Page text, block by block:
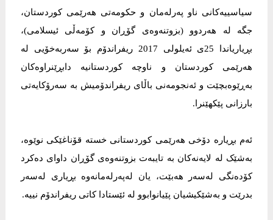
سیاسییەکانی ناو په‌رلەمان و حکومەتی هەرێمی کوردستان،
جگە لە هه‌ردوو (بزوتنه‌وه‌ی گۆڕان و کۆمەڵی ئیسلامی)،
بڕیاریاندا 25ی ئەیلولی 2017 ریفراندۆم بۆ سه‌ربه‌خۆیی لە
هەرێمی کوردستان و ناوچه‌ کوردستانیە دابڕێنراوەکان
به‌ڕێوه‌بچێت و ئەنجومەنی باڵای ریفراندۆمیش بە سەرۆکایەتی
بارزانی پێکهێنرا.
ئەم بڕیارە دۆخی هەرێمی کوردستانی خستە قۆناغێکی نوێوە،
بەشێک لە لایەنەکان بە تایبەت بزوتنەوەى گۆڕان داوای دەکرد
کۆدەنگی لەسەر هەبێت، یان لەپەرلەمانەوە بڕیاری لەسەر
بدرێت و بەشێکیشیان پێیانوابوو لە ئێستادا کاتی ریفراندۆم نییە.